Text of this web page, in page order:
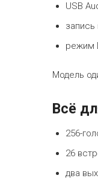
USB
запись
режим
Модель
Всё
256-
26
два